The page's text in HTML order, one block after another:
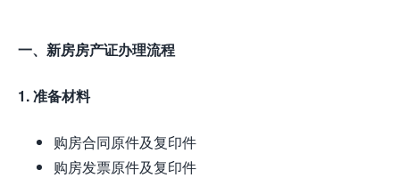
一、新房房产证办理流程
1. 准备材料
购房合同原件及复印件
购房发票原件及复印件